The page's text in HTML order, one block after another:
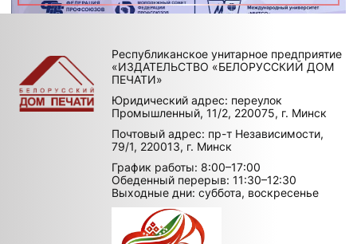
Республиканское унитарное предприятие
«ИЗДАТЕЛЬСТВО «БЕЛОРУССКИЙ ДОМ
ПЕЧАТИ»
Юридический адрес: переулок
Промышленный, 11/2, 220075, г. Минск
Почтовый адрес: пр-т Независимости,
79/1, 220013, г. Минск
График работы: 8:00–17:00
Обеденный перерыв: 11:30–12:30
Выходные дни: суббота, воскресенье